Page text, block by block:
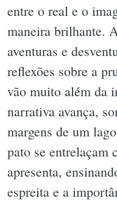
entre o real e o
maneira brilhante.
aventuras e
reflexões sobre a
vão muito além da
narrativa avança,
margens de um
pato se entrelaçam
apresenta,
espreita e a